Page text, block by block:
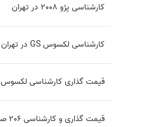
کارشناسی پژو 2008 در تهران
کارشناسی لکسوس GS در تهران
قیمت گذاری کارشناسی لکسوس LX570 در تهران
قیمت گذاری و کارشناسی 206 صندوق دار در محل